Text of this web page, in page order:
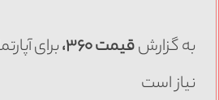
به گزارشقیمت ۳۶۰،
نیاز است